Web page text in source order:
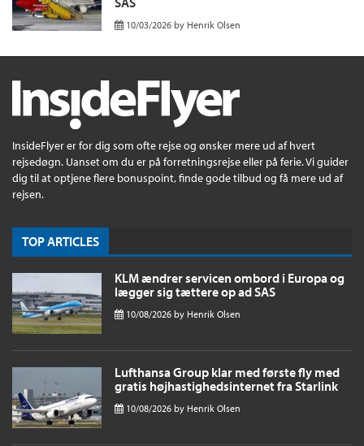
10/03/2026 by Henrik Olsen
InsideFlyer er for dig som ofte rejse og ønsker mere ud af hvert
rejsedøgn. Uanset om du er på forretningsrejse eller på ferie. Vi guider
dig til at optjene flere bonuspoint, finde gode tilbud og få mere ud af
rejsen.
TOP ARTICLES
KLM ændrer servicen ombord i Europa og
lægger sig tættere op ad SAS
10/08/2026 by Henrik Olsen
Lufthansa Group klar med første fly med
gratis højhastighedsinternet fra Starlink
10/08/2026 by Henrik Olsen